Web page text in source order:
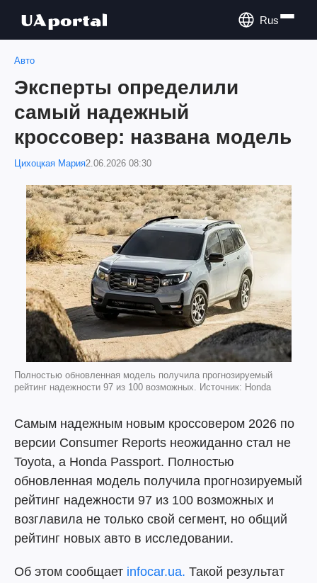
Rus
Авто
Эксперты определили
самый надежный
кроссовер: названа модель
Цихоцкая Мария2.06.2026 08:30
Полностью обновленная модель получила прогнозируемый
рейтинг надежности 97 из 100 возможных. Источник: Honda
Самым надежным новым кроссовером 2026 по
версии Consumer Reports неожиданно стал не
Toyota, а Honda Passport. Полностью
обновленная модель получила прогнозируемый
рейтинг надежности 97 из 100 возможных и
возглавила не только свой сегмент, но общий
рейтинг новых авто в исследовании.
Об этом сообщает infocar.ua. Такой результат